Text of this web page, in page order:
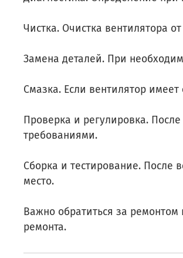
Чистка. Очистка вентилятора
Замена деталей. При
Смазка. Если вентилятор
Проверка и регулировка.
требованиями.
Сборка и тестирование. После
место.
Важно обратиться за ремонтом
ремонта.